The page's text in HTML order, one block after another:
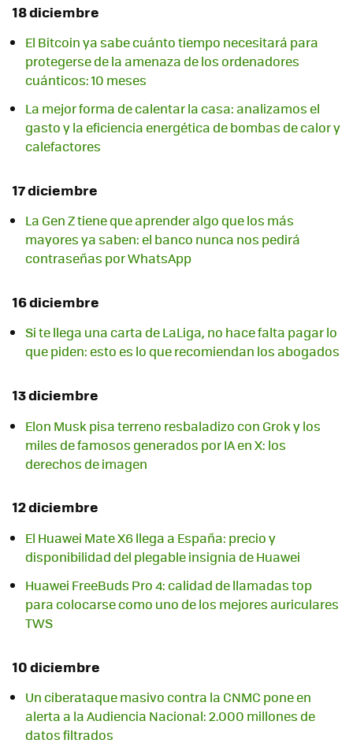
18 diciembre
El Bitcoin ya sabe cuánto tiempo necesitará para
protegerse de la amenaza de los ordenadores
cuánticos: 10 meses
La mejor forma de calentar la casa: analizamos el
gasto y la eficiencia energética de bombas de calor y
calefactores
17 diciembre
La Gen Z tiene que aprender algo que los más
mayores ya saben: el banco nunca nos pedirá
contraseñas por WhatsApp
16 diciembre
Si te llega una carta de LaLiga, no hace falta pagar lo
que piden: esto es lo que recomiendan los abogados
13 diciembre
Elon Musk pisa terreno resbaladizo con Grok y los
miles de famosos generados por IA en X: los
derechos de imagen
12 diciembre
El Huawei Mate X6 llega a España: precio y
disponibilidad del plegable insignia de Huawei
Huawei FreeBuds Pro 4: calidad de llamadas top
para colocarse como uno de los mejores auriculares
TWS
10 diciembre
Un ciberataque masivo contra la CNMC pone en
alerta a la Audiencia Nacional: 2.000 millones de
datos filtrados